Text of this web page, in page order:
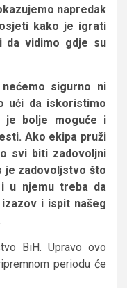
napredak
kako je igrati
da vidimo gdje su
sigurno ni
ući da iskoristimo
je bolje moguće i
Ako ekipa pruži
svi biti zadovoljni
je zadovoljstvo što
u njemu treba da
i ispit našeg
BiH. Upravo ovo
periodu će